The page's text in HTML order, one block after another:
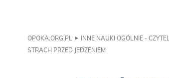
OPOKA.ORG.PL INNE NAUKI OGÓLNIE -
STRACH PRZED JEDZENIEM